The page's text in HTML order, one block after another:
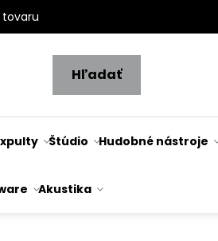
Hľadať
Štúdio Hudobné nástroje
Akustika